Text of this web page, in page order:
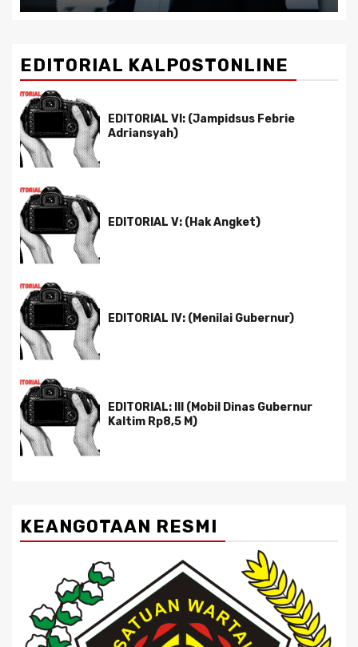
EDITORIAL KALPOSTONLINE
EDITORIAL VI: (Jampidsus Febrie
Adriansyah)
EDITORIAL V: (Hak Angket)
EDITORIAL IV: (Menilai Gubernur)
EDITORIAL: III (Mobil Dinas Gubernur
Kaltim Rp8,5 M)
KEANGOTAAN RESMI